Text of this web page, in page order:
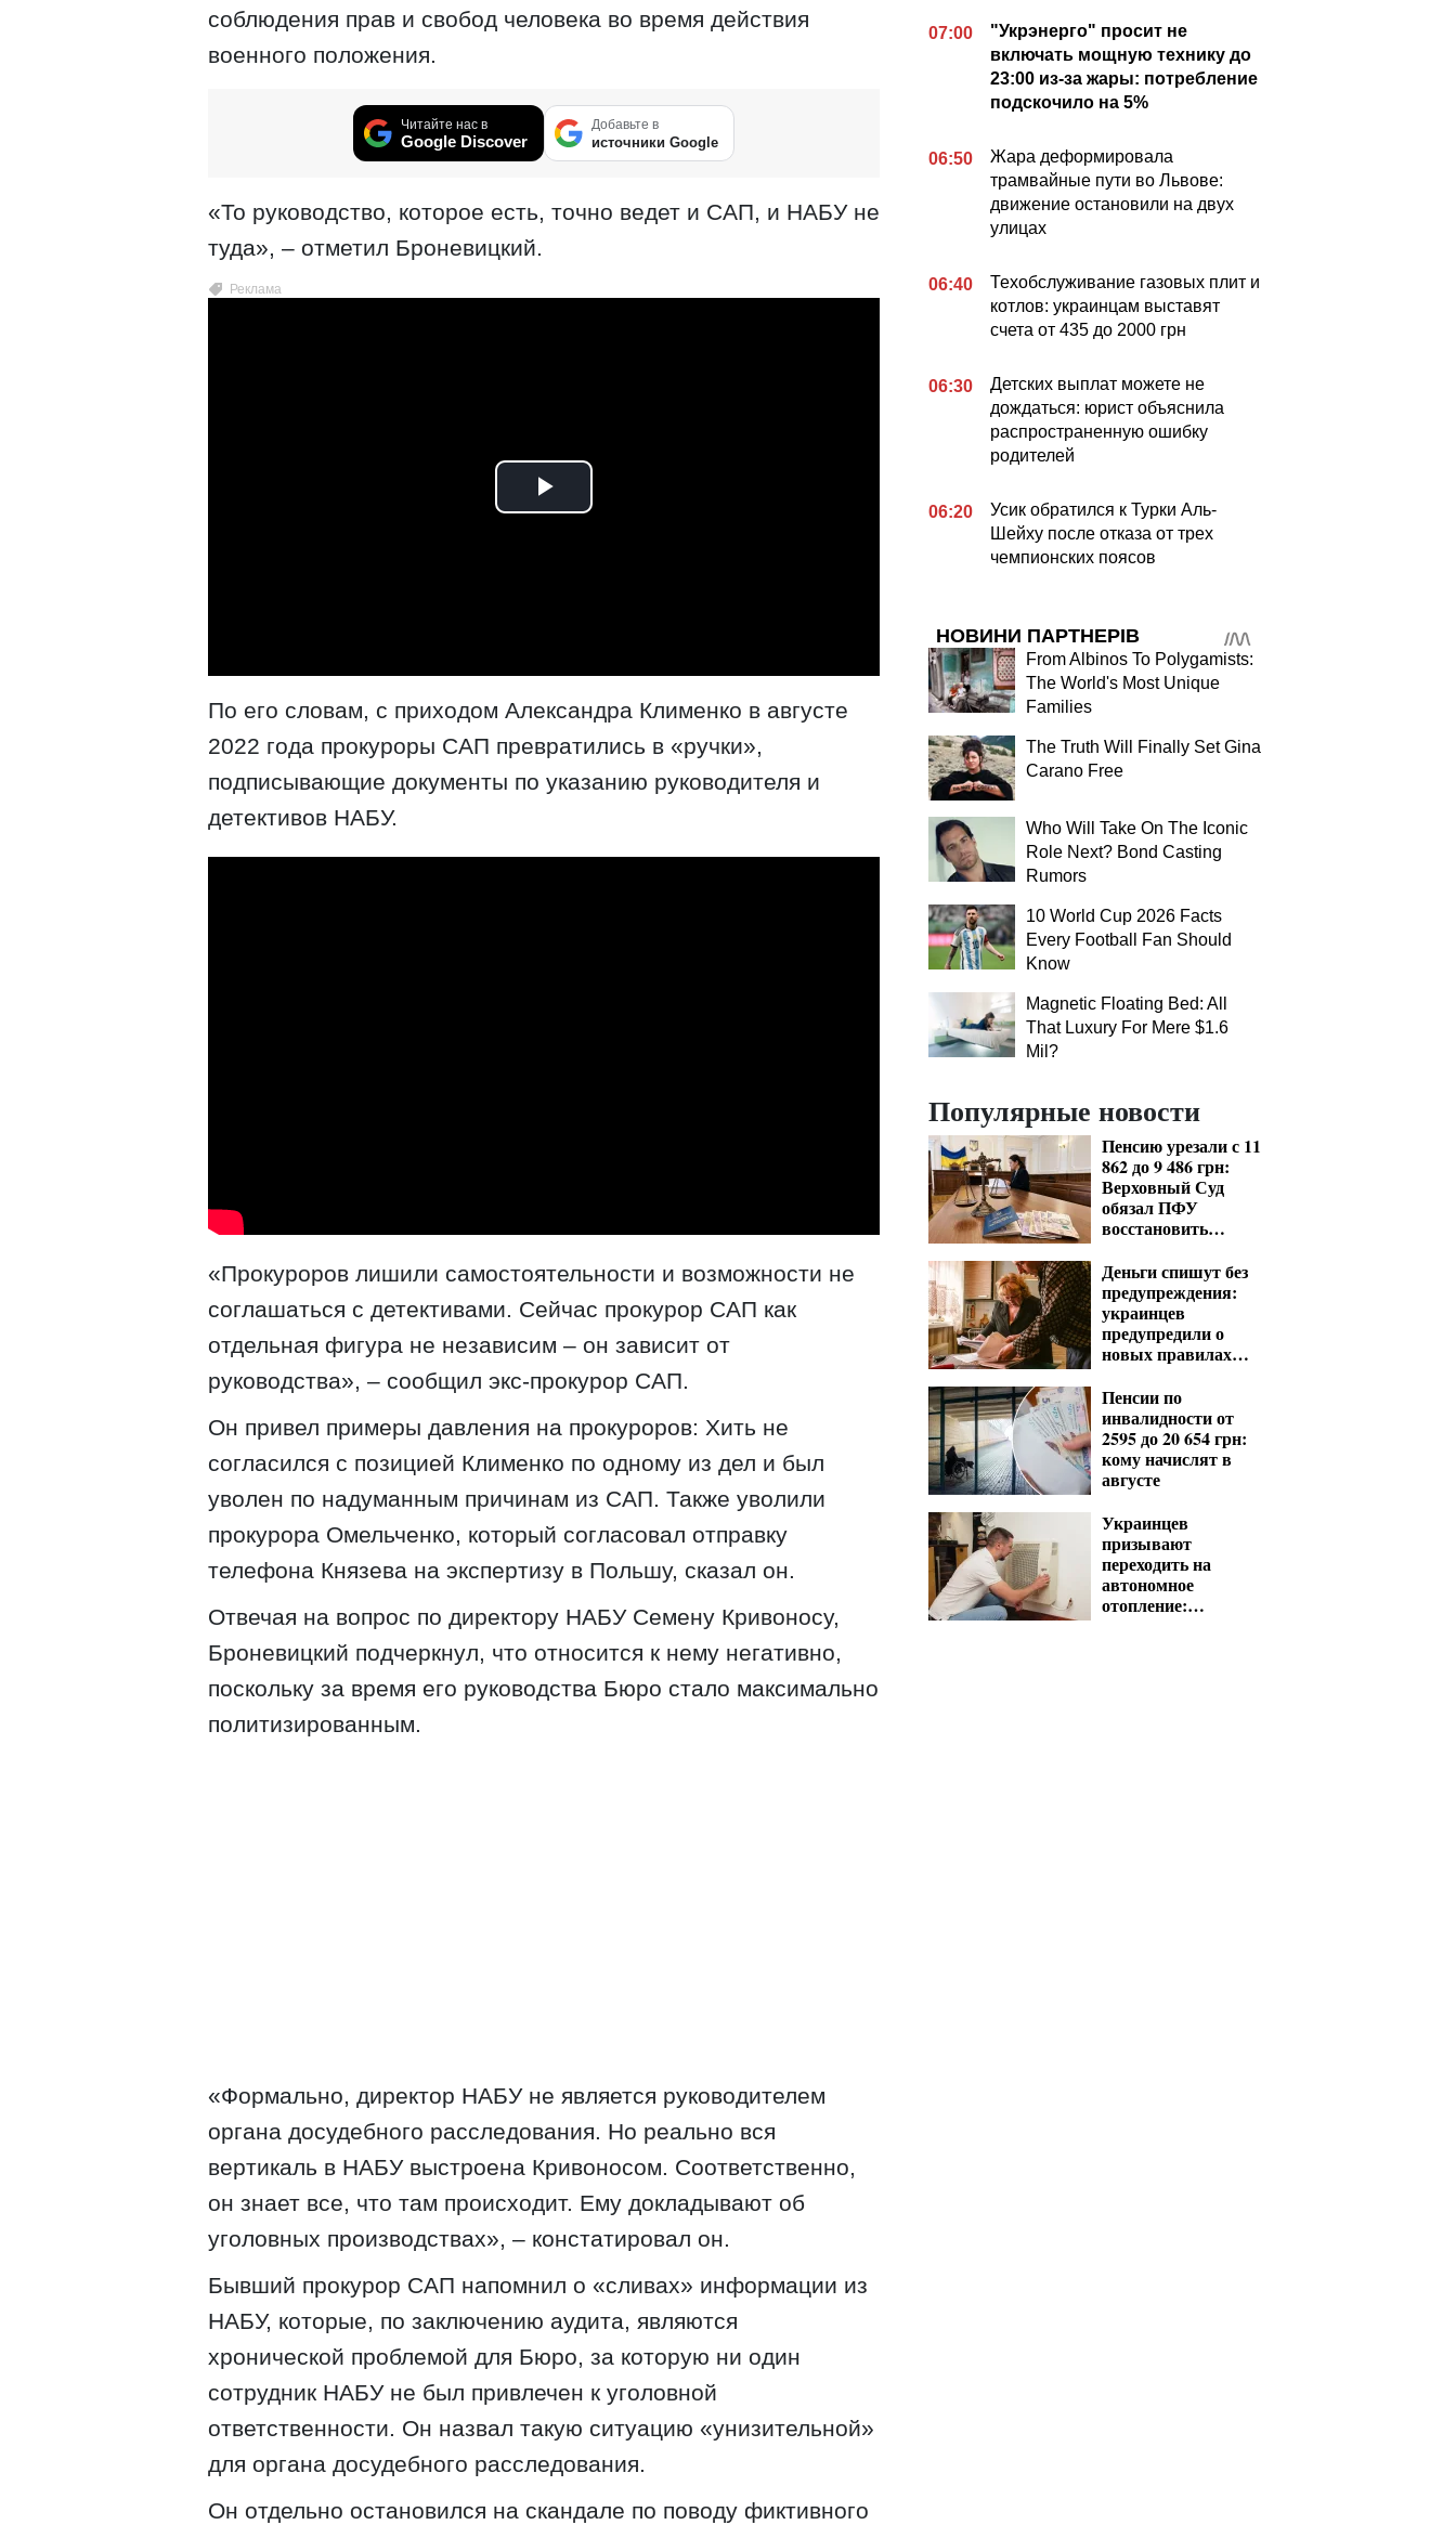
соблюдения прав и свобод человека во время действия
военного положения.
Читайте нас в
Google Discover
Добавьте в
источники Google
«То руководство, которое есть, точно ведет и САП, и НАБУ не
туда», – отметил Броневицкий.
По его словам, с приходом Александра Клименко в августе
2022 года прокуроры САП превратились в «ручки»,
подписывающие документы по указанию руководителя и
детективов НАБУ.
«Прокуроров лишили самостоятельности и возможности не
соглашаться с детективами. Сейчас прокурор САП как
отдельная фигура не независим – он зависит от
руководства», – сообщил экс-прокурор САП.
Он привел примеры давления на прокуроров: Хить не
согласился с позицией Клименко по одному из дел и был
уволен по надуманным причинам из САП. Также уволили
прокурора Омельченко, который согласовал отправку
телефона Князева на экспертизу в Польшу, сказал он.
Отвечая на вопрос по директору НАБУ Семену Кривоносу,
Броневицкий подчеркнул, что относится к нему негативно,
поскольку за время его руководства Бюро стало максимально
политизированным.
«Формально, директор НАБУ не является руководителем
органа досудебного расследования. Но реально вся
вертикаль в НАБУ выстроена Кривоносом. Соответственно,
он знает все, что там происходит. Ему докладывают об
уголовных производствах», – констатировал он.
Бывший прокурор САП напомнил о «сливах» информации из
НАБУ, которые, по заключению аудита, являются
хронической проблемой для Бюро, за которую ни один
сотрудник НАБУ не был привлечен к уголовной
ответственности. Он назвал такую ситуацию «унизительной»
для органа досудебного расследования.
Он отдельно остановился на скандале по поводу фиктивного
07:00
"Укрэнерго" просит не
включать мощную технику до
23:00 из-за жары: потребление
подскочило на 5%
06:50
Жара деформировала
трамвайные пути во Львове:
движение остановили на двух
улицах
06:40
Техобслуживание газовых плит и
котлов: украинцам выставят
счета от 435 до 2000 грн
06:30
Детских выплат можете не
дождаться: юрист объяснила
распространенную ошибку
родителей
06:20
Усик обратился к Турки Аль-
Шейху после отказа от трех
чемпионских поясов
НОВИНИ ПАРТНЕРІВ
From Albinos To Polygamists:
The World's Most Unique
Families
The Truth Will Finally Set Gina
Carano Free
Who Will Take On The Iconic
Role Next? Bond Casting
Rumors
10 World Cup 2026 Facts
Every Football Fan Should
Know
Magnetic Floating Bed: All
That Luxury For Mere $1.6
Mil?
Популярные новости
Пенсию урезали с 11
862 до 9 486 грн:
Верховный Суд
обязал ПФУ
восстановить
Деньги спишут без
предупреждения:
украинцев
предупредили о
новых правилах
Пенсии по
инвалидности от
2595 до 20 654 грн:
кому начислят в
августе
Украинцев
призывают
переходить на
автономное
отопление: